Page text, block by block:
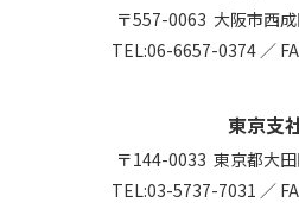
〒557-0063 大阪市西
TEL:06-6657-0374／
東京支
〒144-0033 東京都大
TEL:03-5737-7031 ／